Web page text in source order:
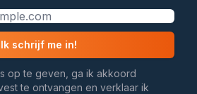
Ik schrijf me in!
op te geven, ga ik akkoord
te ontvangen en verklaar ik